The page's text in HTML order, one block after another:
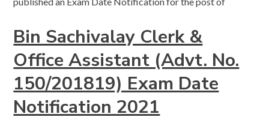
Bin Sachivalay Clerk &
Office Assistant (Advt. No.
150/201819) Exam Date
Notification 2021